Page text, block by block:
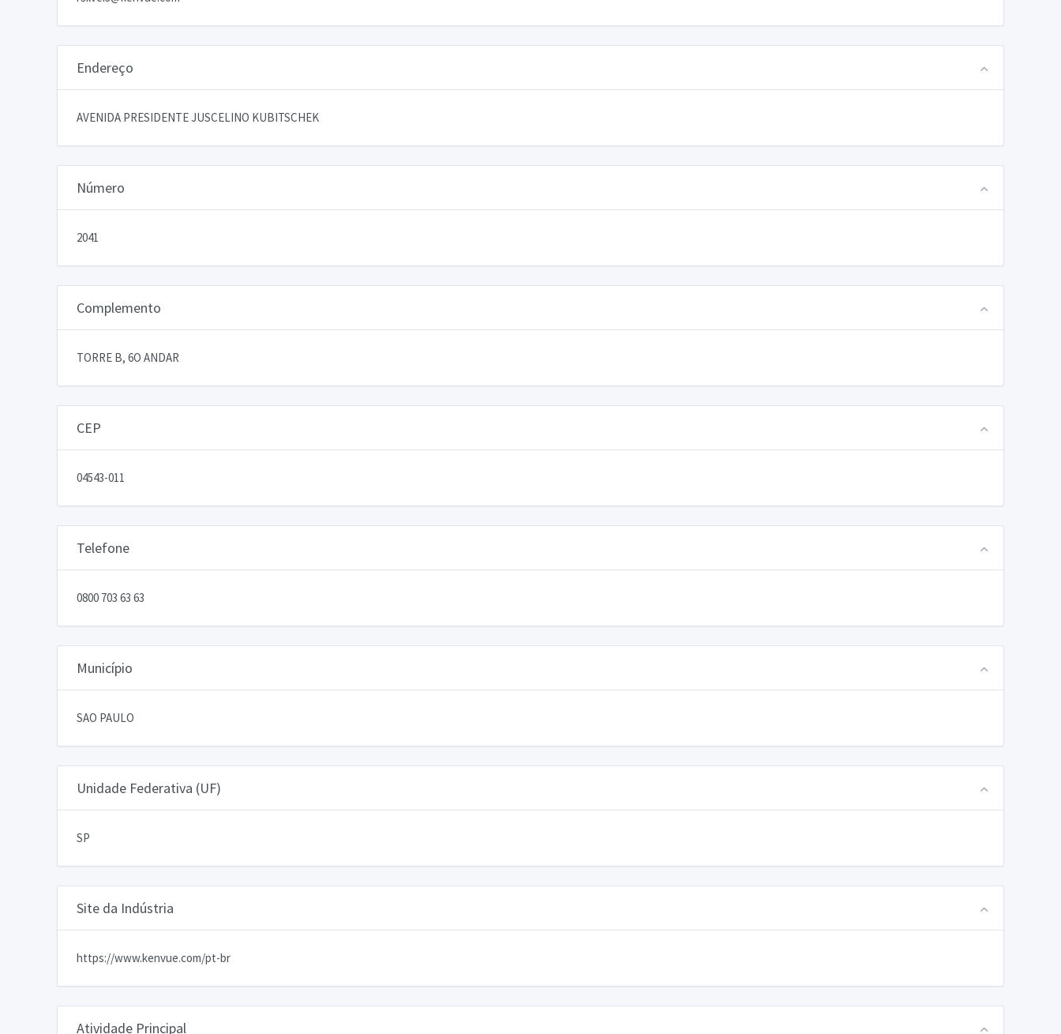
Endereço
AVENIDA PRESIDENTE JUSCELINO KUBITSCHEK
Número
2041
Complemento
TORRE B, 6O ANDAR
CEP
04543-011
Telefone
0800 703 63 63
Município
SAO PAULO
Unidade Federativa (UF)
SP
Site da Indústria
https://www.kenvue.com/pt-br
Atividade Principal